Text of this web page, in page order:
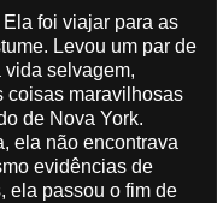
foi viajar para as
Levou um par de
vida selvagem,
coisas maravilhosas
de Nova York.
ela não encontrava
evidências de
ela passou o fim de